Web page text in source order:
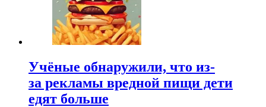
Учёные обнаружили, что из-
за рекламы вредной пищи дети
едят больше